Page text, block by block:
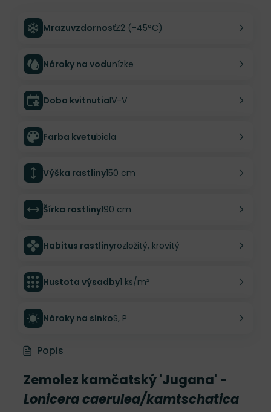
MrazuvzdornosťZ2 (-45°C)
Nároky na vodunízke
Doba kvitnutiaIV-V
Farba kvetubiela
Výška rastliny150 cm
Šírka rastliny190 cm
Habitus rastlinyrozložitý, krovitý
Hustota výsadby1 ks/m²
Nároky na slnkoS, P
Popis
Zemolez kamčatský 'Jugana' -
Lonicera caerulea/kamtschatica